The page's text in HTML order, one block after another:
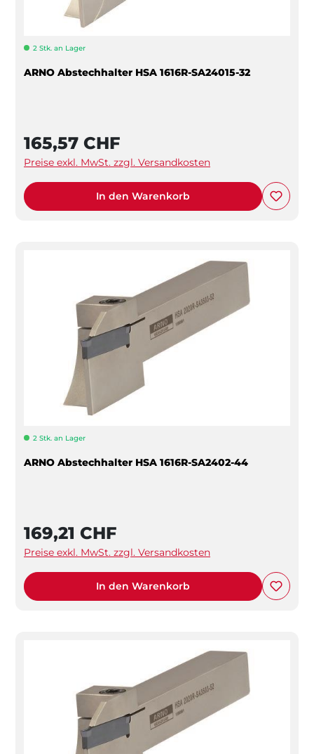
2 Stk. an Lager
ARNO Abstechhalter HSA 1616R-SA24015-32
165,57 CHF
Preise exkl. MwSt. zzgl. Versandkosten
In den Warenkorb
2 Stk. an Lager
ARNO Abstechhalter HSA 1616R-SA2402-44
169,21 CHF
Preise exkl. MwSt. zzgl. Versandkosten
In den Warenkorb